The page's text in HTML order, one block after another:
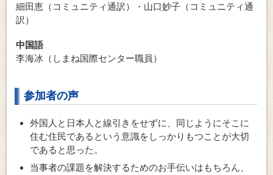
細田恵（コミュニティ通訳）・山口妙子（コミュニティ通
訳）
中国語
李海冰（しまね国際センター職員）
参加者の声
外国人と日本人と線引きをせずに、同じようにそこに
住む住民であるという意識をしっかりもつことが大切
であると思った。
当事者の課題を解決するためのお手伝いはもちろん、